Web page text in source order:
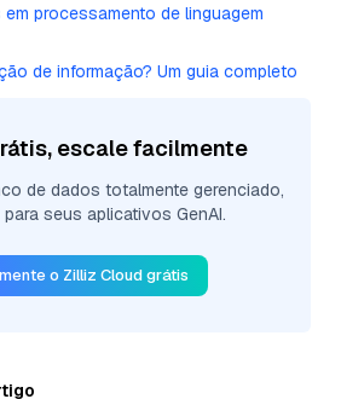
processamento de linguagem
de informação? Um guia completo
escale facilmente
de dados totalmente gerenciado,
seus aplicativos GenAI.
o Zilliz Cloud grátis